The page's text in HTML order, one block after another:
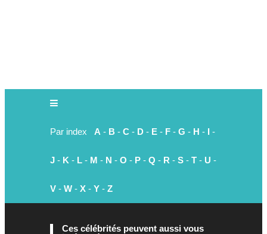
Par index A - B - C - D - E - F - G - H - I -
J - K - L - M - N - O - P - Q - R - S - T - U -
V - W - X - Y - Z
Ces célébrités peuvent aussi vous